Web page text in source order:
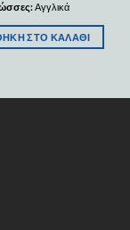
Αγγλικά
ΣΤΟ ΚΑΛΆΘΙ